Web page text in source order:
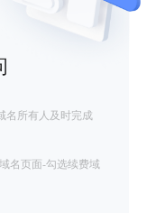
名所有人及时完成
名页面-勾选续费域